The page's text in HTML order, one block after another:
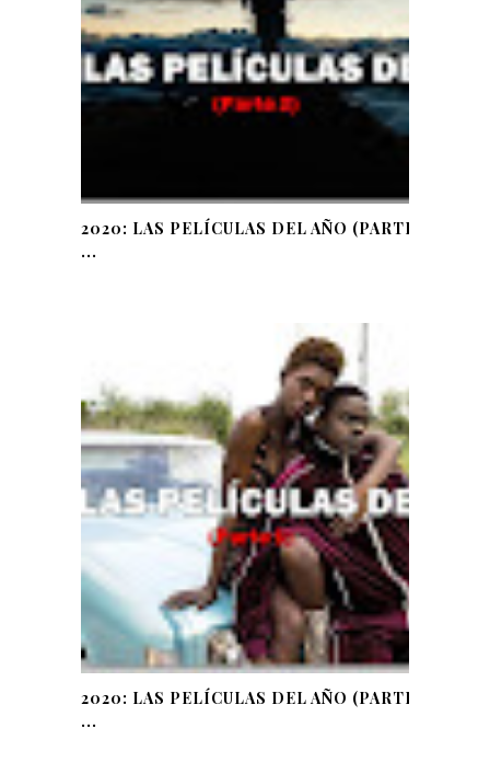
2020: LAS PELÍCULAS DEL AÑO (PARTE
...
2020: LAS PELÍCULAS DEL AÑO (PARTE
...